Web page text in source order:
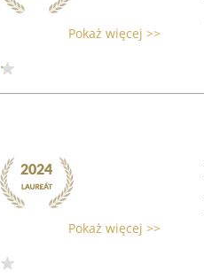
Pokaż więcej >>
Pokaż więcej >>